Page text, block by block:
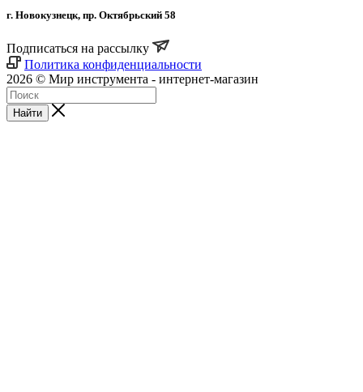
г. Новокузнецк, пр. Октябрьский 58
Подписаться на рассылку
Политика конфиденциальности
2026 © Мир инструмента - интернет-магазин
Найти